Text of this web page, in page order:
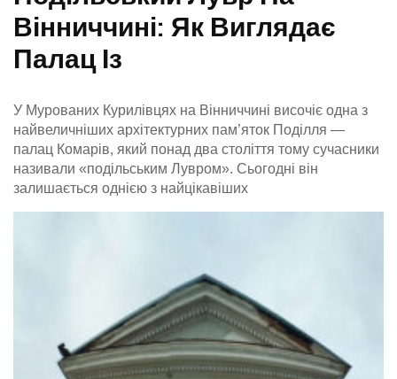
Вінниччині: Як Виглядає
Палац Із
У Мурованих Курилівцях на Вінниччині височіє одна з
найвеличніших архітектурних пам’яток Поділля —
палац Комарів, який понад два століття тому сучасники
називали «подільським Лувром». Сьогодні він
залишається однією з найцікавіших